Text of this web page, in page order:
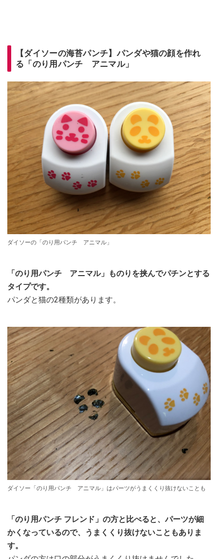
【ダイソーの海苔パンチ】パンダや猫の顔を作れ
る「のり用パンチ アニマル」
ダイソーの「のり用パンチ アニマル」
「のり用パンチ アニマル」ものりを挟んでパチンとする
タイプです。
パンダと猫の2種類があります。
ダイソー「のり用パンチ アニマル」はパーツがうまくくり抜けないことも
「のり用パンチ フレンド」の方と比べると、パーツが細
かくなっているので、うまくくり抜けないこともありま
す。